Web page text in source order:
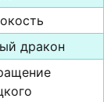
дракон